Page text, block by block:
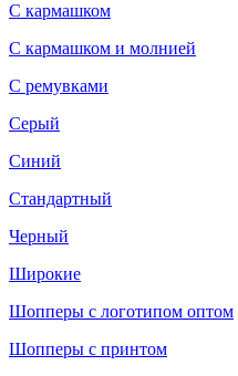
С кармашком
С кармашком и молнией
С ремувками
Серый
Синий
Стандартный
Черный
Широкие
Шопперы с логотипом оптом
Шопперы с принтом